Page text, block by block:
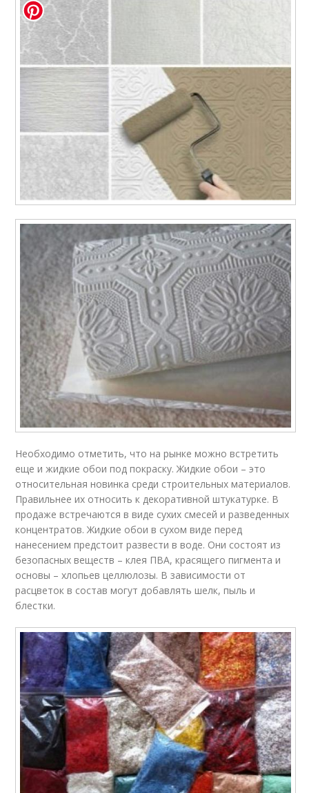
Необходимо отметить, что на рынке можно встретить
еще и жидкие обои под покраску. Жидкие обои – это
относительная новинка среди строительных материалов.
Правильнее их относить к декоративной штукатурке. В
продаже встречаются в виде сухих смесей и разведенных
концентратов. Жидкие обои в сухом виде перед
нанесением предстоит развести в воде. Они состоят из
безопасных веществ – клея ПВА, красящего пигмента и
основы – хлопьев целлюлозы. В зависимости от
расцветок в состав могут добавлять шелк, пыль и
блестки.